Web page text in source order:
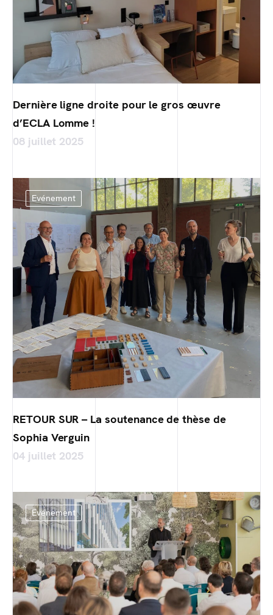
Dernière ligne droite pour le gros œuvre
d’ECLA Lomme !
08 juillet 2025
Evénement
RETOUR SUR – La soutenance de thèse de
Sophia Verguin
04 juillet 2025
Evénement